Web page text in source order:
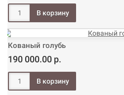
Кованый голубь
190 000.00 р.